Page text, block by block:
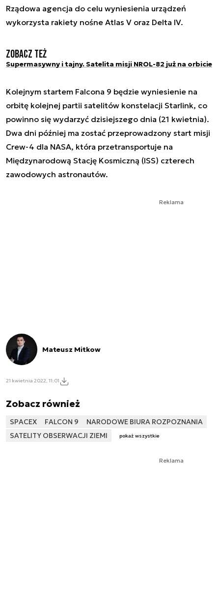
Rządowa agencja do celu wyniesienia urządzeń
wykorzysta rakiety nośne Atlas V oraz Delta IV.
Zobacz też
Supermasywny i tajny. Satelita misji NROL-82 już na orbicie
Kolejnym startem Falcona 9 będzie wyniesienie na
orbitę kolejnej partii satelitów konstelacji Starlink, co
powinno się wydarzyć dzisiejszego dnia (21 kwietnia).
Dwa dni później ma zostać przeprowadzony start misji
Crew-4 dla NASA, która przetransportuje na
Międzynarodową Stację Kosmiczną (ISS) czterech
zawodowych astronautów.
Reklama
Mateusz Mitkow
21 kwietnia 2022, 11:01
Zobacz również
SPACEX FALCON 9
NARODOWE BIURA ROZPOZNANIA
SATELITY OBSERWACJI ZIEMI
pokaż wszystkie
Reklama